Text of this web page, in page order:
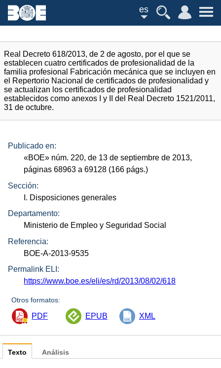
es
Real Decreto 618/2013, de 2 de agosto, por el que se
establecen cuatro certificados de profesionalidad de la
familia profesional Fabricación mecánica que se incluyen en
el Repertorio Nacional de certificados de profesionalidad y
se actualizan los certificados de profesionalidad
establecidos como anexos I y II del Real Decreto 1521/2011,
31 de octubre.
Publicado en:
«BOE» núm. 220, de 13 de septiembre de 2013,
páginas 68963 a 69128 (166 págs.)
Sección:
I. Disposiciones generales
Departamento:
Ministerio de Empleo y Seguridad Social
Referencia:
BOE-A-2013-9535
Permalink ELI:
https://www.boe.es/eli/es/rd/2013/08/02/618
Otros formatos:
PDF EPUB XML
Texto Análisis